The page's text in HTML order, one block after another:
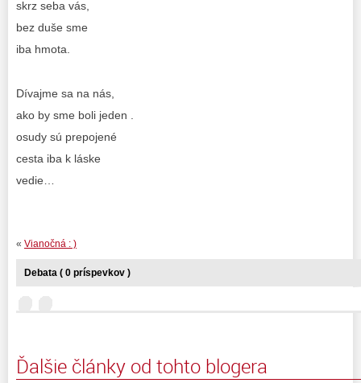
skrz seba vás,
bez duše sme
iba hmota.
Dívajme sa na nás,
ako by sme boli jeden .
osudy sú prepojené
cesta iba k láske
vedie…
« Vianočná : )
Debata ( 0 príspevkov )
Ďalšie články od tohto blogera